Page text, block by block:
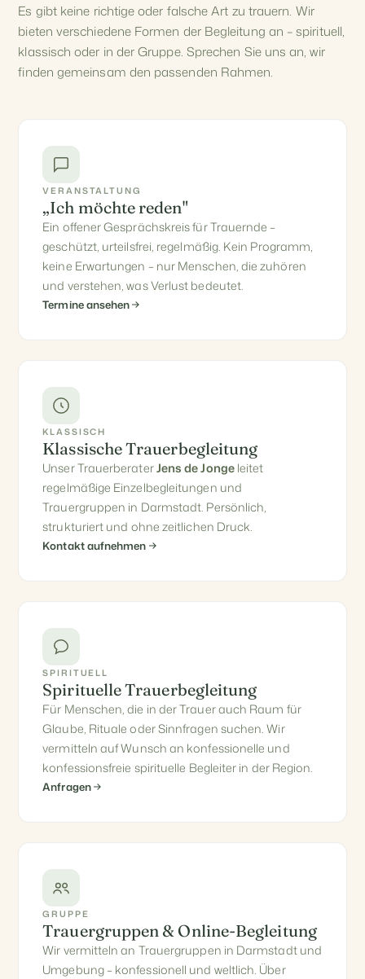
Es gibt keine richtige oder falsche Art zu trauern. Wir
bieten verschiedene Formen der Begleitung an – spirituell,
klassisch oder in der Gruppe. Sprechen Sie uns an, wir
finden gemeinsam den passenden Rahmen.
VERANSTALTUNG
„Ich möchte reden"
Ein offener Gesprächskreis für Trauernde –
geschützt, urteilsfrei, regelmäßig. Kein Programm,
keine Erwartungen – nur Menschen, die zuhören
und verstehen, was Verlust bedeutet.
Termine ansehen
KLASSISCH
Klassische Trauerbegleitung
Unser TrauerberaterJens de Jongeleitet
regelmäßige Einzelbegleitungen und
Trauergruppen in Darmstadt. Persönlich,
strukturiert und ohne zeitlichen Druck.
Kontakt aufnehmen
SPIRITUELL
Spirituelle Trauerbegleitung
Für Menschen, die in der Trauer auch Raum für
Glaube, Rituale oder Sinnfragen suchen. Wir
vermitteln auf Wunsch an konfessionelle und
konfessionsfreie spirituelle Begleiter in der Region.
Anfragen
GRUPPE
Trauergruppen & Online-Begleitung
Wir vermitteln an Trauergruppen in Darmstadt und
Umgebung – konfessionell und weltlich. Über